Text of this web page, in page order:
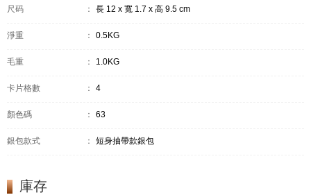
尺码 ： 長 12 x 寬 1.7 x 高 9.5 cm
淨重 ： 0.5KG
毛重 ： 1.0KG
卡片格數 ： 4
顏色碼 ： 63
銀包款式 ： 短身抽帶款銀包
庫存